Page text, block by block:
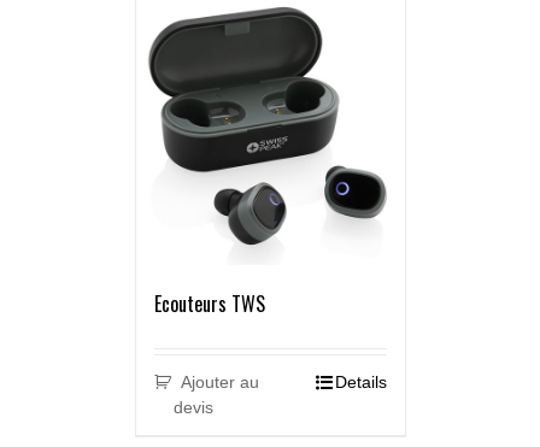
Ecouteurs TWS
Ajouter au
devis
Details